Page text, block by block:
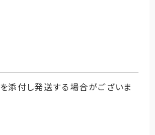
付し発送する場合がございま